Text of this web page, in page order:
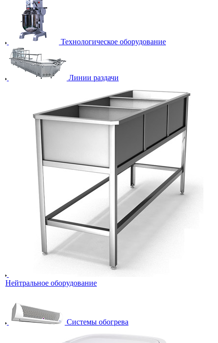
Технологическое оборудование
Линии раздачи
Нейтральное оборудование
Системы обогрева